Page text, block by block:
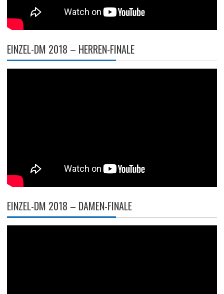
EINZEL-DM 2018 – HERREN-FINALE
EINZEL-DM 2018 – DAMEN-FINALE